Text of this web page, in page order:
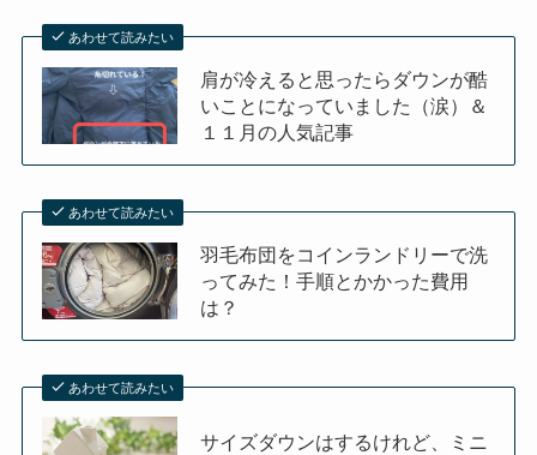
あわせて読みたい
肩が冷えると思ったらダウンが酷
いことになっていました（涙）＆
１１月の人気記事
あわせて読みたい
羽毛布団をコインランドリーで洗
ってみた！手順とかかった費用
は？
あわせて読みたい
サイズダウンはするけれど、ミニ